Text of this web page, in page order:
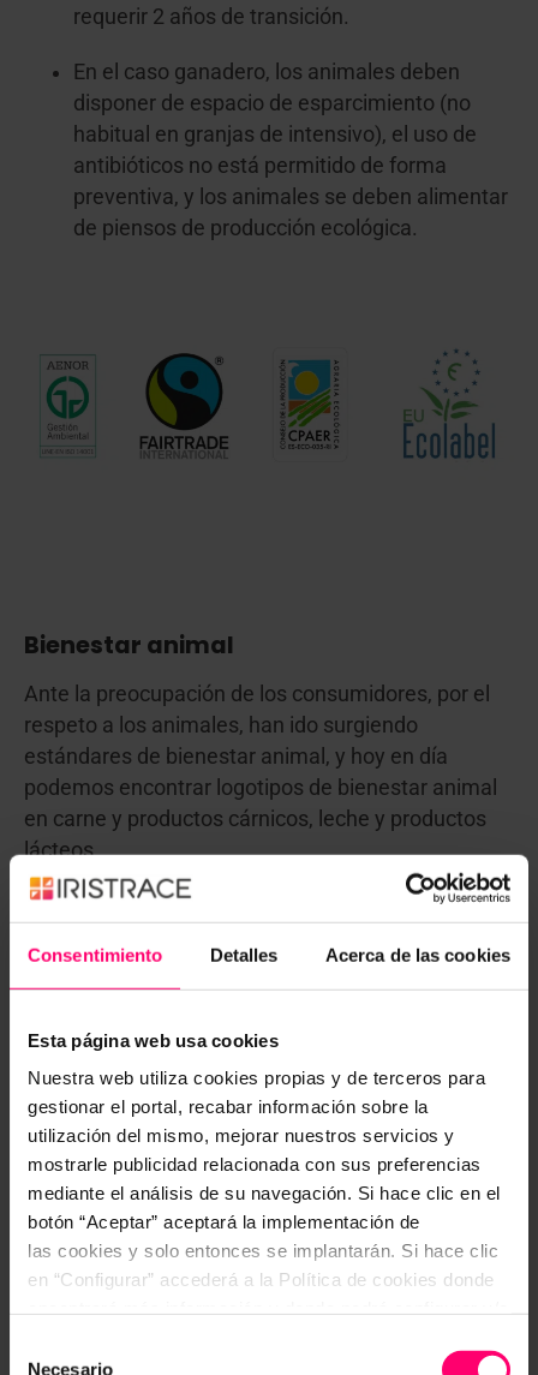
Consentimiento Detalles Acerca de las cookies
Esta página web usa cookies
Nuestra web utiliza cookies propias y de terceros para
gestionar el portal, recabar información sobre la
utilización del mismo, mejorar nuestros servicios y
mostrarle publicidad relacionada con sus preferencias
mediante el análisis de su navegación. Si hace clic en el
botón “Aceptar” aceptará la implementación de
las cookies y solo entonces se implantarán. Si hace clic
en “Configurar” accederá a la Política de cookies donde
activo hasta que ejecute alguna de estas dos opciones:
Necesario
requerir 2 años de transición.
En el caso ganadero, los animales deben
disponer de espacio de esparcimiento (no
habitual en granjas de intensivo), el uso de
antibióticos no está permitido de forma
preventiva, y los animales se deben alimentar
de piensos de producción ecológica.
Bienestar animal
Ante la preocupación de los consumidores, por el
respeto a los animales, han ido surgiendo
estándares de bienestar animal, y hoy en día
podemos encontrar logotipos de bienestar animal
en carne y productos cárnicos, leche y productos
lácteos.
Aunque los sectores que iniciaron esta certificación
Los requisitos afectan principalmente a las granjas